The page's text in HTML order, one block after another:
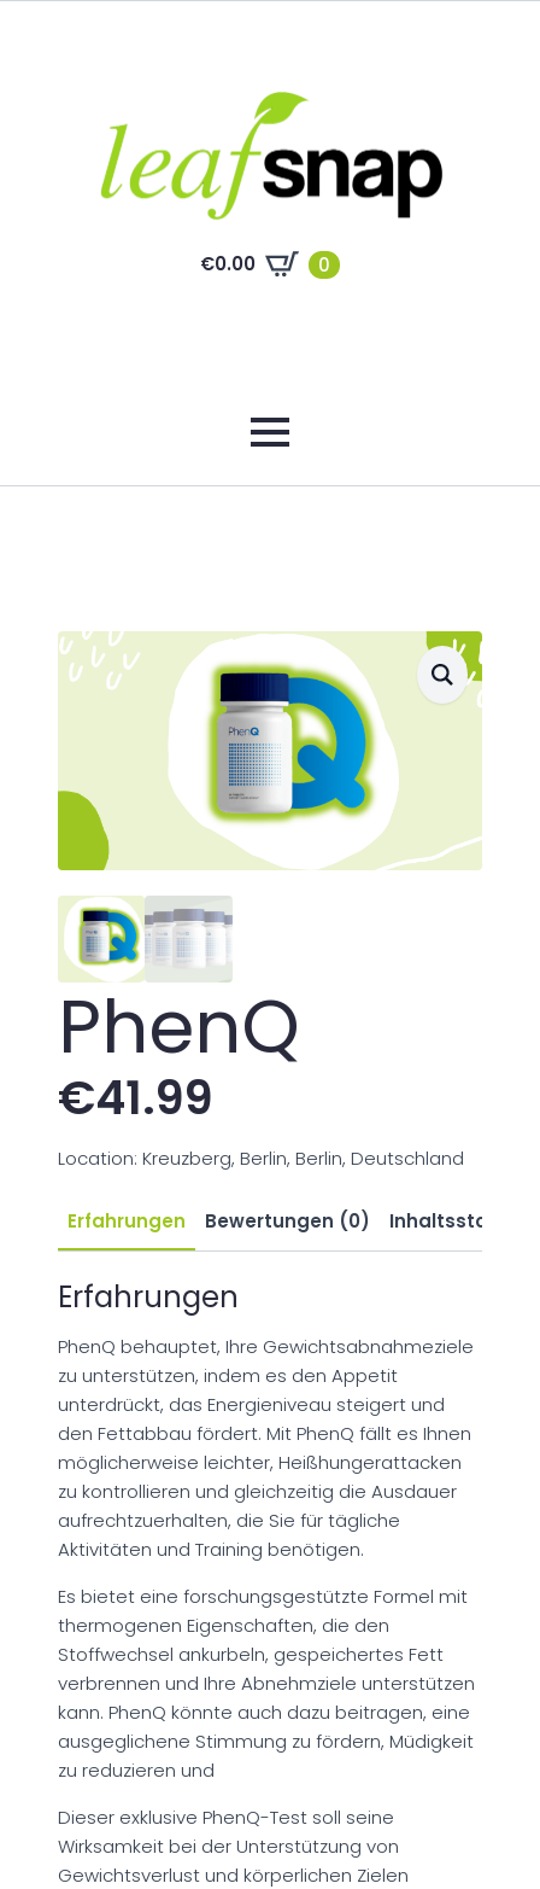
€0.00 0
PhenQ
€41.99
Location: Kreuzberg, Berlin, Berlin, Deutschland
Erfahrungen Bewertungen (0) Inhaltsstoffe
Erfahrungen
PhenQ behauptet, Ihre Gewichtsabnahmeziele
zu unterstützen, indem es den Appetit
unterdrückt, das Energieniveau steigert und
den Fettabbau fördert. Mit PhenQ fällt es Ihnen
möglicherweise leichter, Heißhungerattacken
zu kontrollieren und gleichzeitig die Ausdauer
aufrechtzuerhalten, die Sie für tägliche
Aktivitäten und Training benötigen.
Es bietet eine forschungsgestützte Formel mit
thermogenen Eigenschaften, die den
Stoffwechsel ankurbeln, gespeichertes Fett
verbrennen und Ihre Abnehmziele unterstützen
kann. PhenQ könnte auch dazu beitragen, eine
ausgeglichene Stimmung zu fördern, Müdigkeit
zu reduzieren und
Dieser exklusive PhenQ-Test soll seine
Wirksamkeit bei der Unterstützung von
Gewichtsverlust und körperlichen Zielen